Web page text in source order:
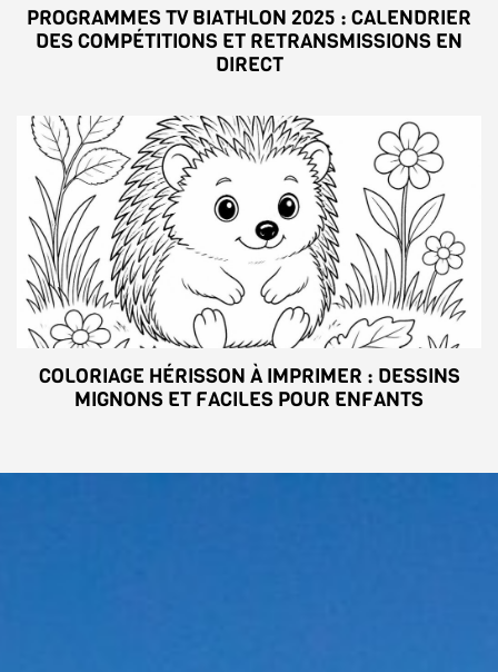
PROGRAMMES TV BIATHLON 2025 : CALENDRIER
DES COMPÉTITIONS ET RETRANSMISSIONS EN
DIRECT
COLORIAGE HÉRISSON À IMPRIMER : DESSINS
MIGNONS ET FACILES POUR ENFANTS